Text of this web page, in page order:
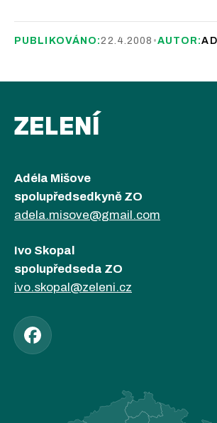
PUBLIKOVÁNO:22.4.2008 •AUTOR:
ZELENÍ
Adéla Mišove
spolupředsedkyně ZO
adela.misove@gmail.com
Ivo Skopal
spolupředseda ZO
ivo.skopal@zeleni.cz